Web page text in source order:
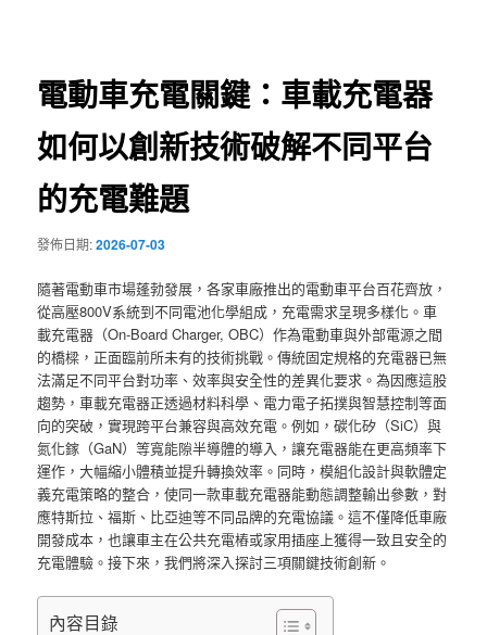
電動車充電關鍵：車載充電器
如何以創新技術破解不同平台
的充電難題
發佈日期:2026-07-03
隨著電動車市場蓬勃發展，各家車廠推出的電動車平台百花齊放，
從高壓800V系統到不同電池化學組成，充電需求呈現多樣化。車
載充電器（On-Board Charger, OBC）作為電動車與外部電源之間
的橋樑，正面臨前所未有的技術挑戰。傳統固定規格的充電器已無
法滿足不同平台對功率、效率與安全性的差異化要求。為因應這股
趨勢，車載充電器正透過材料科學、電力電子拓撲與智慧控制等面
向的突破，實現跨平台兼容與高效充電。例如，碳化矽（SiC）與
氮化鎵（GaN）等寬能隙半導體的導入，讓充電器能在更高頻率下
運作，大幅縮小體積並提升轉換效率。同時，模組化設計與軟體定
義充電策略的整合，使同一款車載充電器能動態調整輸出參數，對
應特斯拉、福斯、比亞迪等不同品牌的充電協議。這不僅降低車廠
開發成本，也讓車主在公共充電樁或家用插座上獲得一致且安全的
充電體驗。接下來，我們將深入探討三項關鍵技術創新。
內容目錄